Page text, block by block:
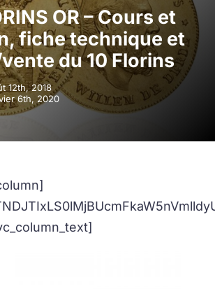
OR – Cours et
fiche technique et
du 10 Florins
12th, 2018
6th, 2020